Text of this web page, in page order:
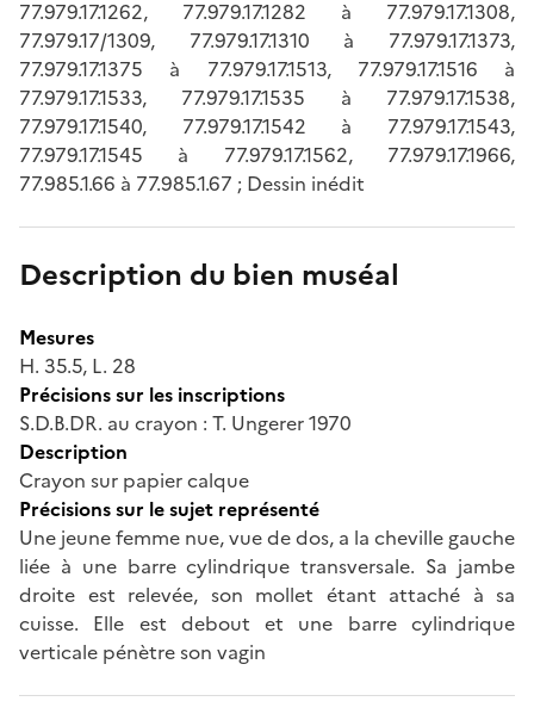
77.979.17.1262, 77.979.17.1282 à 77.979.17.1308,
77.979.17/1309, 77.979.17.1310 à 77.979.17.1373,
77.979.17.1375 à 77.979.17.1513, 77.979.17.1516 à
77.979.17.1533, 77.979.17.1535 à 77.979.17.1538,
77.979.17.1540, 77.979.17.1542 à 77.979.17.1543,
77.979.17.1545 à 77.979.17.1562, 77.979.17.1966,
77.985.1.66 à 77.985.1.67 ; Dessin inédit
Description du bien muséal
Mesures
H. 35.5, L. 28
Précisions sur les inscriptions
S.D.B.DR. au crayon : T. Ungerer 1970
Description
Crayon sur papier calque
Précisions sur le sujet représenté
Une jeune femme nue, vue de dos, a la cheville gauche
liée à une barre cylindrique transversale. Sa jambe
droite est relevée, son mollet étant attaché à sa
cuisse. Elle est debout et une barre cylindrique
verticale pénètre son vagin